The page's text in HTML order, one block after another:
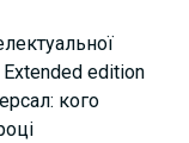
Extended edition
кого